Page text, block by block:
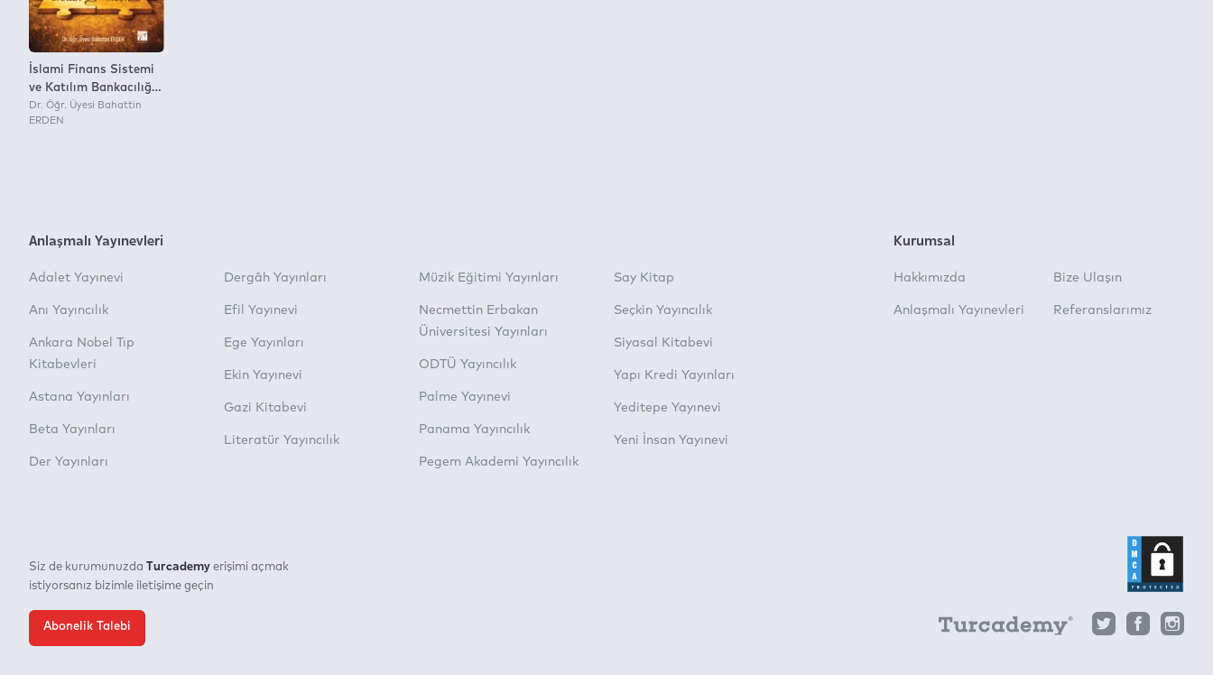
İslami Finans Sistemi
ve Katılım Bankacılığı:
İlkeler, Teoriler ve
Uygulamalar
Dr. Öğr. Üyesi Bahattin
ERDEN
Anlaşmalı Yayınevleri
Adalet Yayınevi
Anı Yayıncılık
Ankara Nobel Tıp
Kitabevleri
Astana Yayınları
Beta Yayınları
Der Yayınları
Dergâh Yayınları
Efil Yayınevi
Ege Yayınları
Ekin Yayınevi
Gazi Kitabevi
Literatür Yayıncılık
Müzik Eğitimi Yayınları
Necmettin Erbakan
Üniversitesi Yayınları
ODTÜ Yayıncılık
Palme Yayınevi
Panama Yayıncılık
Pegem Akademi Yayıncılık
Say Kitap
Seçkin Yayıncılık
Siyasal Kitabevi
Yapı Kredi Yayınları
Yeditepe Yayınevi
Yeni İnsan Yayınevi
Kurumsal
Hakkımızda
Anlaşmalı Yayınevleri
Bize Ulaşın
Referanslarımız
Siz de kurumunuzda Turcademy erişimi açmak
istiyorsanız bizimle iletişime geçin
Abonelik Talebi